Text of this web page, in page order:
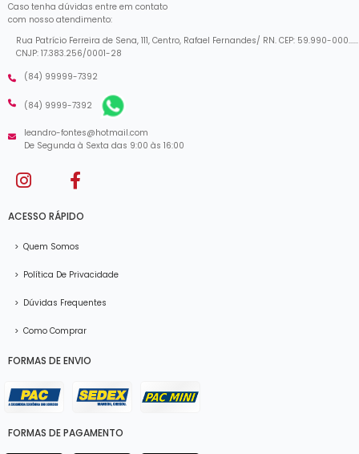
Caso tenha dúvidas entre em contato
com nosso atendimento:
Rua Patrício Ferreira de Sena, 111, Centro, Rafael Fernandes/ RN. CEP: 59.990-000......
CNJP: 17.383.256/0001-28
(84) 99999-7392
(84) 9999-7392
leandro-fontes@hotmail.com
De Segunda à Sexta das 9:00 às 16:00
ACESSO RÁPIDO
> Quem Somos
> Política De Privacidade
> Dúvidas Frequentes
> Como Comprar
FORMAS DE ENVIO
FORMAS DE PAGAMENTO